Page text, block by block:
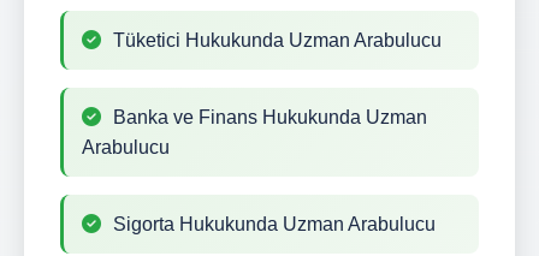
Tüketici Hukukunda Uzman Arabulucu
Banka ve Finans Hukukunda Uzman
Arabulucu
Sigorta Hukukunda Uzman Arabulucu